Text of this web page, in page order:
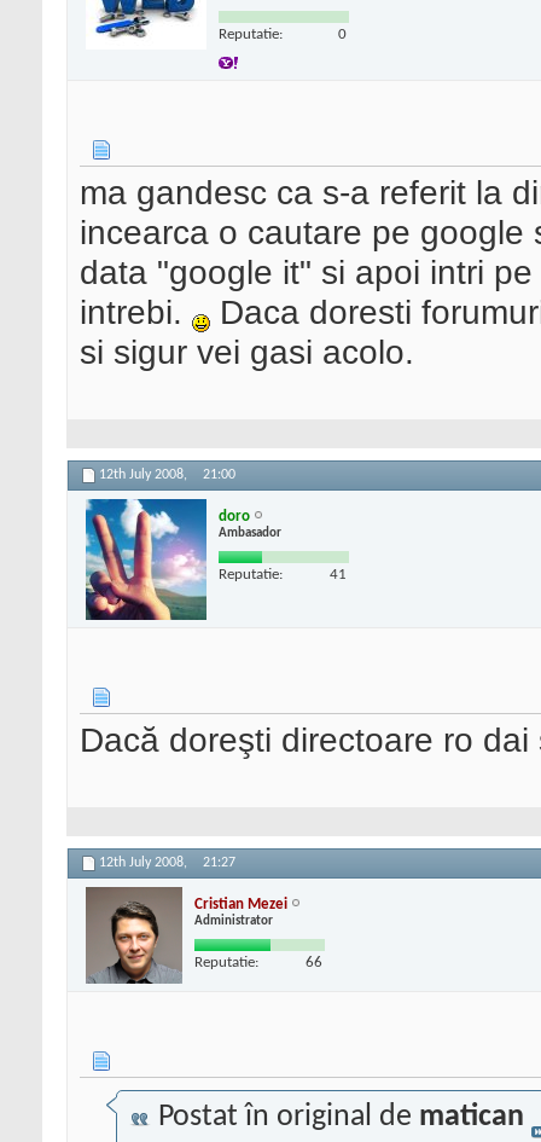
Reputatie: 0
ma gandesc ca s-a referit la
incearca o cautare pe
data "google it" si apoi intri
intrebi.
Daca doresti
si sigur vei gasi acolo.
12th July 2008, 21:00
doro
Ambasador
Reputatie: 41
Dacă doreşti directoare ro
12th July 2008, 21:27
Cristian Mezei
Administrator
Reputatie: 66
Postat în original de matican